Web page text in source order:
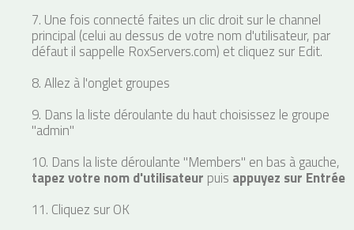
7. Une fois connecté faites un clic droit sur le channel
principal (celui au dessus de votre nom d'utilisateur, par
défaut il sappelle RoxServers.com) et cliquez sur Edit.
8. Allez à l'onglet groupes
9. Dans la liste déroulante du haut choisissez le groupe
"admin"
10. Dans la liste déroulante "Members" en bas à gauche,
tapez votre nom d'utilisateur puis appuyez sur Entrée
11. Cliquez sur OK